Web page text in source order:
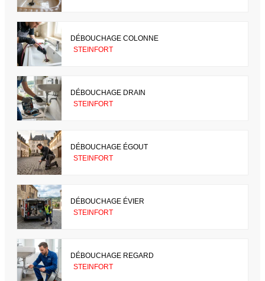
DÉBOUCHAGE COLONNE
STEINFORT
DÉBOUCHAGE DRAIN
STEINFORT
DÉBOUCHAGE ÉGOUT
STEINFORT
DÉBOUCHAGE ÉVIER
STEINFORT
DÉBOUCHAGE REGARD
STEINFORT